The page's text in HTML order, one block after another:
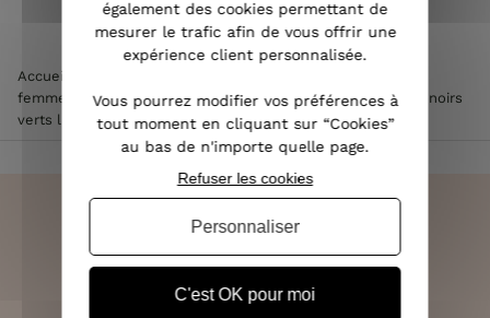
Accueil
femme
Robe longue femme kaki motifs tachetés briques noirs
verts liseré doré
OFFERTE DÈS 70€
également des cookies permettant de
mesurer le trafic afin de vous offrir une
expérience client personnalisée.
Vous pourrez modifier vos préférences à
tout moment en cliquant sur “Cookies”
au bas de n'importe quelle page.
C'est OK pour moi
Refuser les cookies
Personnaliser